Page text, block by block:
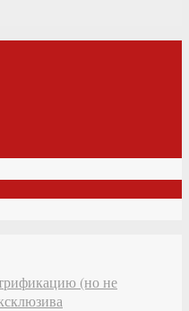
(но не